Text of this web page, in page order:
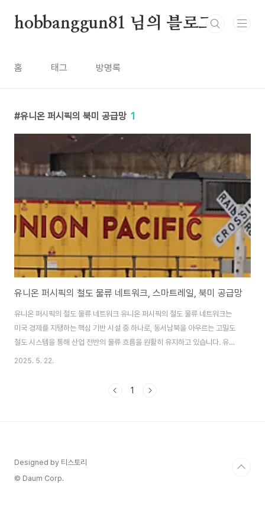
hobbanggun81 님의 블로그
홈 태그 방명록
유니온 퍼시픽의 북미 공급망 1
유니온 퍼시픽의 철도 물류 네트워크, 스마트레일, 북미 공급망
유니온 퍼시픽의 철도 물류 네트워크 유니온 퍼시픽의 철도 물류 네트워크는
미국 경제를 지탱하는 핵심 기반 시설 중 하나로, 동서남북을 아우르는 고밀도
철도 시스템을 통해 산업 전반의 물류 흐름을 원활히 유지하고 있습니다. 유니
온 퍼시픽은 미국 서부에서 대서양 연안까지 이어지는 전략적 연결망을 갖추고
아의 로스앤젤레스와 롱비치 항구부터 시카고, 달라스, 샌안토니오, 솔트레이
2025. 5. 22.
1
Designed by 티스토리
© Daum Corp.